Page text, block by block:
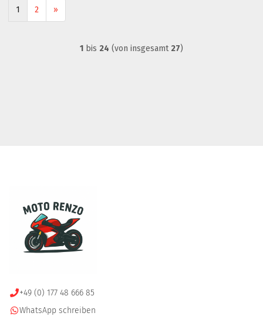
1 2 »
1 bis 24 (von insgesamt 27)
+49 (0) 177 48 666 85
WhatsApp schreiben